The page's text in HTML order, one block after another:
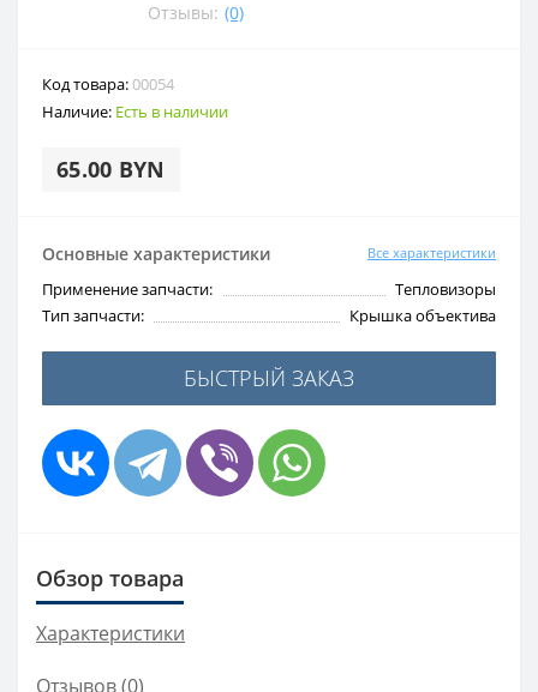
Отзывы: (0)
Код товара:00054
Наличие: Есть в наличии
65.00 BYN
Основные характеристики Все характеристики
Применение запчасти:
Тепловизоры
Тип запчасти:
Крышка объектива
БЫСТРЫЙ ЗАКАЗ
Обзор товара
Характеристики
Отзывов (0)